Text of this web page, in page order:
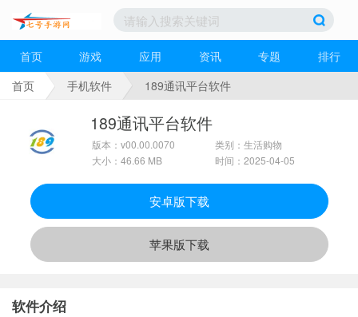
首页 游戏 应用 资讯 专题
排行
首页
手机软件 189通讯平台软件
189通讯平台软件
版本：v00.00.0070
大小：46.66 MB
类别：生活购物
时间：2025-04-05
安卓版下载
苹果版下载
软件介绍